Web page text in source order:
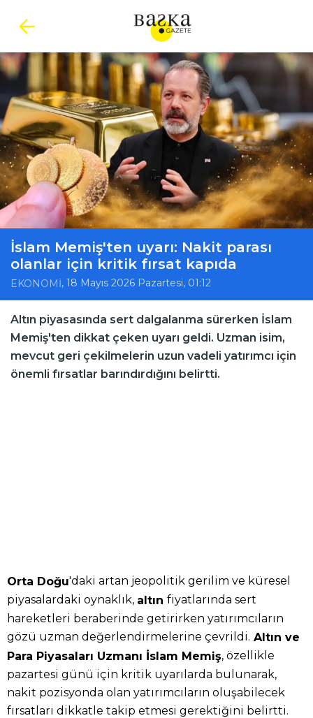
İslam Memiş'ten uyarı: Nakit parası
olanlar için kritik fırsat kapıda
EKONOMİ, 18 Mayıs 2026 Pazartesi, 01:12
Altın piyasasında sert dalgalanma sürerken İslam
Memiş'ten dikkat çeken uyarı geldi. Uzman isim,
mevcut geri çekilmelerin uzun vadeli yatırımcı için
önemli fırsatlar barındırdığını belirtti.
Orta Doğu'daki artan jeopolitik gerilim ve küresel
piyasalardaki oynaklık, altın fiyatlarında sert
hareketleri beraberinde getirirken yatırımcıların
gözü uzman değerlendirmelerine çevrildi. Altın ve
Para Piyasaları Uzmanı İslam Memiş, özellikle
pazartesi günü için kritik uyarılarda bulunarak,
nakit pozisyonda olan yatırımcıların oluşabilecek
fırsatları dikkatle takip etmesi gerektiğini belirtti.